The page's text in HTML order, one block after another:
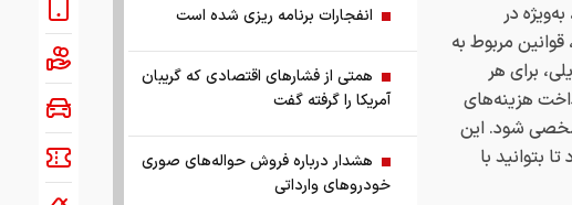
در
مربوط به
برای هر
هزینه‌های
شخصی شود. این
بتوانید با
انفجارات برنامه ریزی شده است
همتی از فشارهای اقتصادی که گریبان
آمریکا را گرفته گفت
هشدار درباره فروش حواله‌های صوری
خودروهای وارداتی